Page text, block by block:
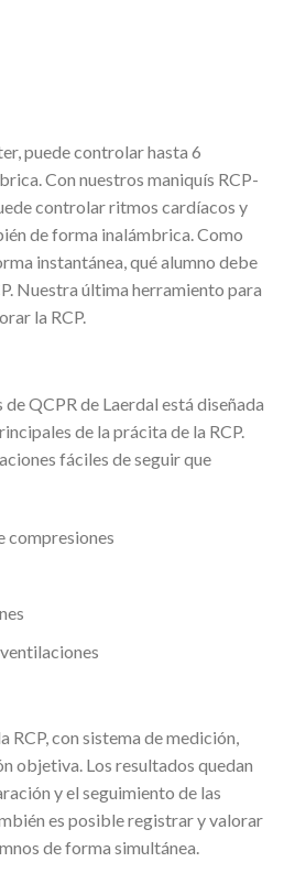
puede controlar hasta 6
Con nuestros maniquís RCP-
controlar ritmos cardíacos y
de forma inalámbrica. Como
instantánea, qué alumno debe
Nuestra última herramiento para
la RCP.
de QCPR de Laerdal está diseñada
de la prácita de la RCP.
fáciles de seguir que
compresiones
con sistema de medición,
objetiva. Los resultados quedan
y el seguimiento de las
es posible registrar y valorar
de forma simultánea.